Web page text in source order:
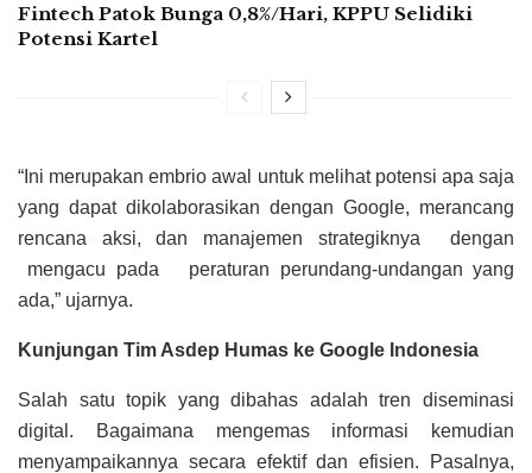
Fintech Patok Bunga 0,8%/Hari, KPPU Selidiki
Potensi Kartel
“Ini merupakan embrio awal untuk melihat potensi apa saja
yang dapat dikolaborasikan dengan Google, merancang
rencana aksi, dan manajemen strategiknya dengan
mengacu pada peraturan perundang-undangan yang
ada,” ujarnya.
Kunjungan Tim Asdep Humas ke Google Indonesia
Salah satu topik yang dibahas adalah tren diseminasi
digital. Bagaimana mengemas informasi kemudian
menyampaikannya secara efektif dan efisien. Pasalnya,